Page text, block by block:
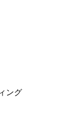
ング